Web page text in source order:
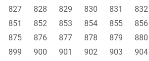
827 828 829 830 831 832
851 852 853 854 855 856
875 876 877 878 879 880
899 900 901 902 903 904